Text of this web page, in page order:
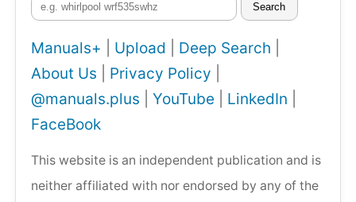
Search
Manuals+ Upload Deep Search
About Us
Privacy Policy
@manuals.plus
YouTube LinkedIn
FaceBook
This website is an independent publication and is
neither affiliated with nor endorsed by any of the